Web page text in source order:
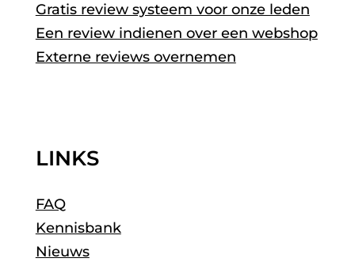
Gratis review systeem voor onze leden
Een review indienen over een webshop
Externe reviews overnemen
LINKS
FAQ
Kennisbank
Nieuws